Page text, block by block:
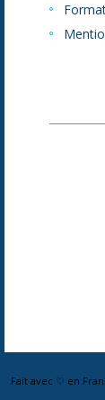
Fait avec ♡ en